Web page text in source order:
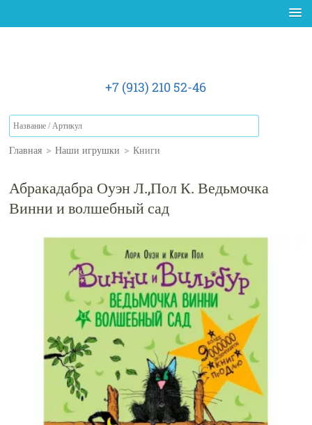
+7 (913) 210 52-46
Главная > Наши игрушки > Книги
Абракадабра Оуэн Л.,Пол К. Ведьмочка
Винни и волшебный сад